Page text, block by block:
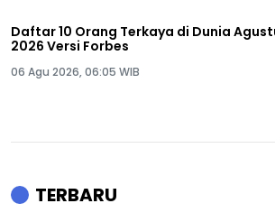
Daftar 10 Orang Terkaya di Dunia
2026 Versi Forbes
06 Agu 2026, 06:05 WIB
TERBARU